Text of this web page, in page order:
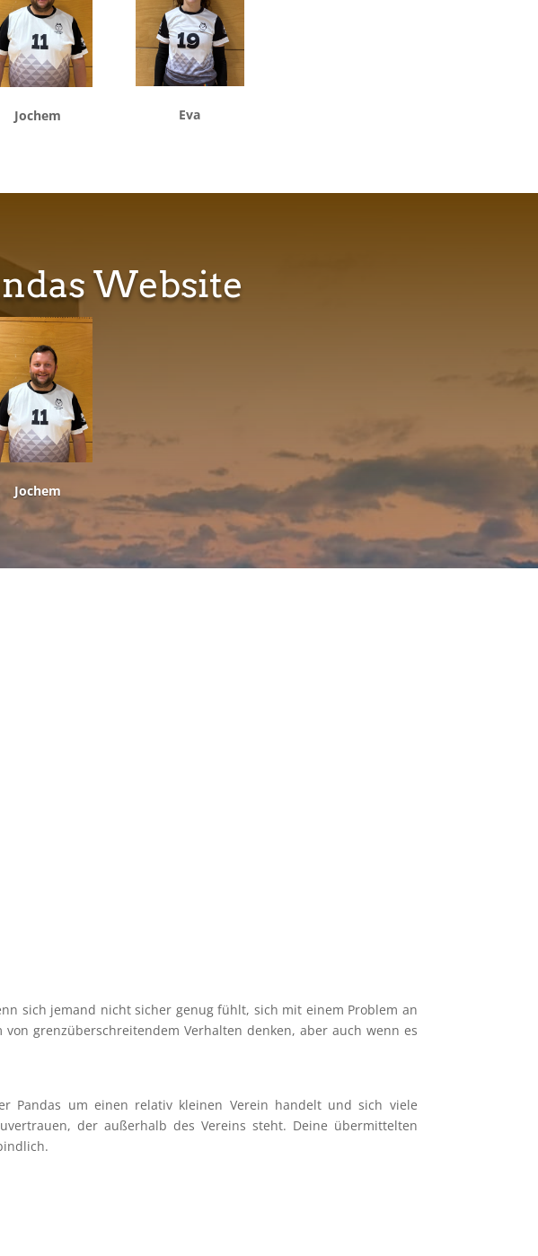
Jochem Eva
Website
Jochem
sich jemand nicht sicher genug fühlt, sich mit einem Problem an
grenzüberschreitendem Verhalten denken, aber auch wenn es
Pandas um einen relativ kleinen Verein handelt und sich viele
der außerhalb des Vereins steht. Deine übermittelten